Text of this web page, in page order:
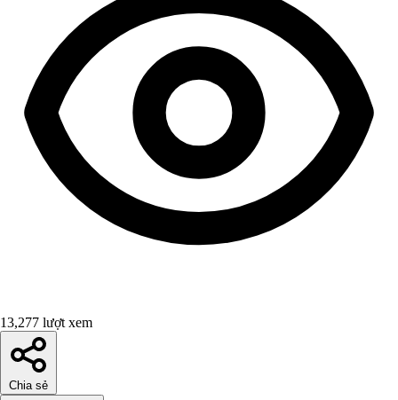
13,277 lượt xem
Chia sẻ